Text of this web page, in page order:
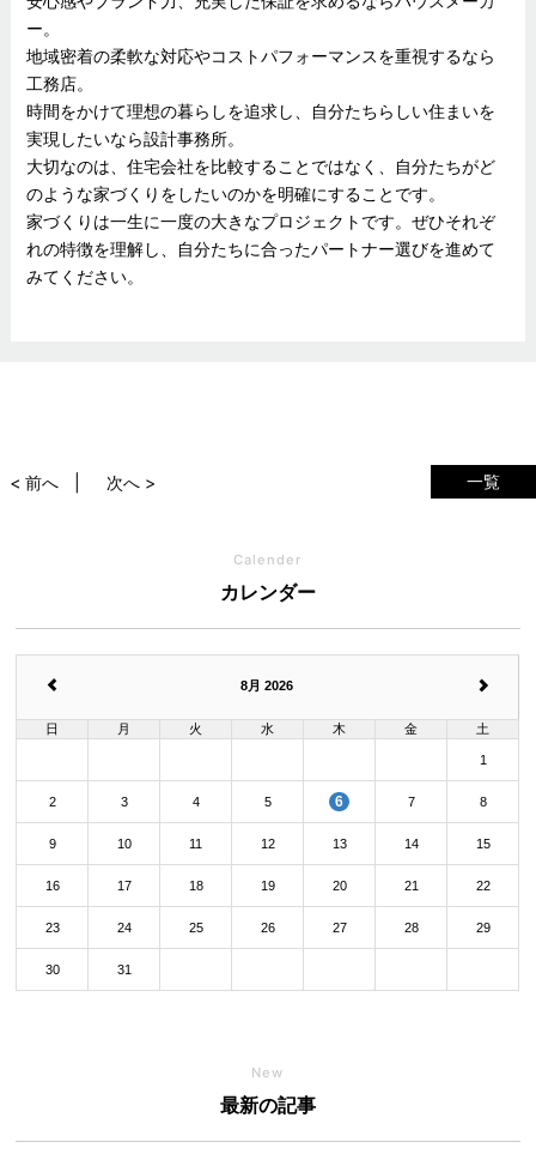
ー。
地域密着の柔軟な対応やコストパフォーマンスを重視するなら
工務店。
時間をかけて理想の暮らしを追求し、自分たちらしい住まいを
実現したいなら設計事務所。
大切なのは、住宅会社を比較することではなく、自分たちがど
のような家づくりをしたいのかを明確にすることです。
家づくりは一生に一度の大きなプロジェクトです。ぜひそれぞ
れの特徴を理解し、自分たちに合ったパートナー選びを進めて
みてください。
一覧
< 前へ 次へ >
Calender
カレンダー
8月 2026
日 月 火 水 木 金 土
1
2 3 4 5 6 7 8
9 10 11 12 13 14 15
16 17 18 19 20 21 22
23 24 25 26 27 28 29
30 31
New
最新の記事